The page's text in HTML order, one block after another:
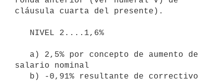
cláusula cuarta del presente).
salario nominal